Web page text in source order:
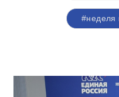
#неделя